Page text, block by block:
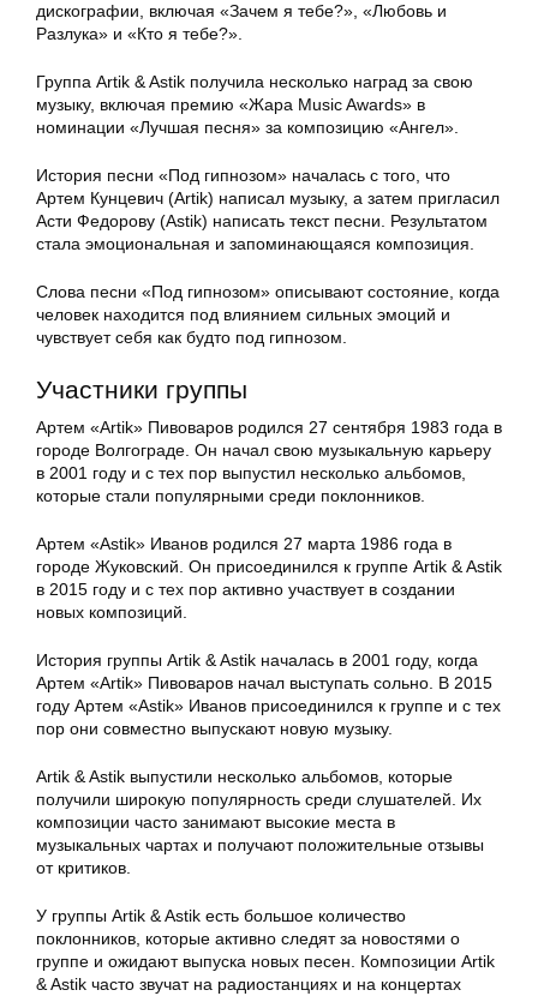
дискографии, включая «Зачем я тебе?», «Любовь и
Разлука» и «Кто я тебе?».
Группа Artik & Astik получила несколько наград за свою
музыку, включая премию «Жара Music Awards» в
номинации «Лучшая песня» за композицию «Ангел».
История песни «Под гипнозом» началась с того, что
Артем Кунцевич (Artik) написал музыку, а затем пригласил
Асти Федорову (Astik) написать текст песни. Результатом
стала эмоциональная и запоминающаяся композиция.
Слова песни «Под гипнозом» описывают состояние, когда
человек находится под влиянием сильных эмоций и
чувствует себя как будто под гипнозом.
Участники группы
Артем «Artik» Пивоваров родился 27 сентября 1983 года в
городе Волгограде. Он начал свою музыкальную карьеру
в 2001 году и с тех пор выпустил несколько альбомов,
которые стали популярными среди поклонников.
Артем «Astik» Иванов родился 27 марта 1986 года в
городе Жуковский. Он присоединился к группе Artik & Astik
в 2015 году и с тех пор активно участвует в создании
новых композиций.
История группы Artik & Astik началась в 2001 году, когда
Артем «Artik» Пивоваров начал выступать сольно. В 2015
году Артем «Astik» Иванов присоединился к группе и с тех
пор они совместно выпускают новую музыку.
Artik & Astik выпустили несколько альбомов, которые
получили широкую популярность среди слушателей. Их
композиции часто занимают высокие места в
музыкальных чартах и получают положительные отзывы
от критиков.
У группы Artik & Astik есть большое количество
поклонников, которые активно следят за новостями о
группе и ожидают выпуска новых песен. Композиции Artik
& Astik часто звучат на радиостанциях и на концертах